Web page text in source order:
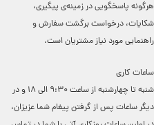
هرگونه پاسخگویی در زمینه‌ی پیگیری،
شکایات، درخواست برگشت سفارش و
راهنمایی مورد نیاز مشتریان است.
ساعات کاری
شنبه تا چهارشنبه از ساعت 9:30 الی 18 و در
دیگر ساعات ‌پس از گرفتن پیغام شما عزیزان،